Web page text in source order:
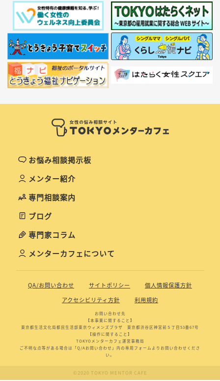
お悩み相談掲示板
メンター紹介
専門相談案内
ブログ
専門家コラム
メンターカフェについて
QA/お問い合わせ サイトポリシー
個人情報保護方針
アクセシビリティ方針
利用規約
お問い合わせ先
【本事業に関すること】
東京都生活文化局都民生活部東京ウィメンズプラザ 東京都渋谷区神宮前５丁目53番67号
【操作に関すること】
TOKYOメンターカフェ運営事務局
ご不明な点等がある場合は「Q/Aお問い合わせ」内の専用フォームよりお問い合わせくださ
い。
©2020 TOKYO MENTOR CAFE